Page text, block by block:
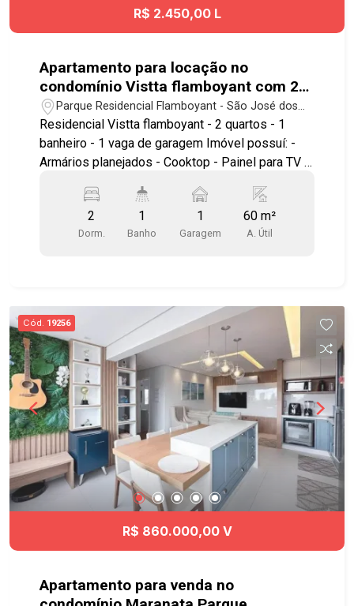
R$ 2.450,00 L
Apartamento para locação no
condomínio Vistta flamboyant com 2
quartos sendo 1 banheiro - 60 m² - No
bairro Parque Residencial Flamboyant
- SJC
Parque Residencial Flamboyant - São José dos
Campos/SP
Residencial Vistta flamboyant - 2 quartos - 1
banheiro - 1 vaga de garagem Imóvel possuí: -
Armários planejados - Cooktop - Painel para TV -
como Avenida José Pinto da Cunha e Avenida
Antônio Vieira Veiga, além da Rodovia Presidente
Dutra, Via Cambuí e demais regiões de São José
2
Dorm.
1
Banho
1
Garagem
60 m²
A. Útil
Cód. 19256
R$ 860.000,00 V
Apartamento para venda no